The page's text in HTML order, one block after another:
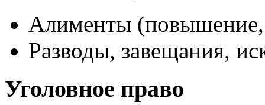
Алименты
Разводы, завещания,
Уголовное право